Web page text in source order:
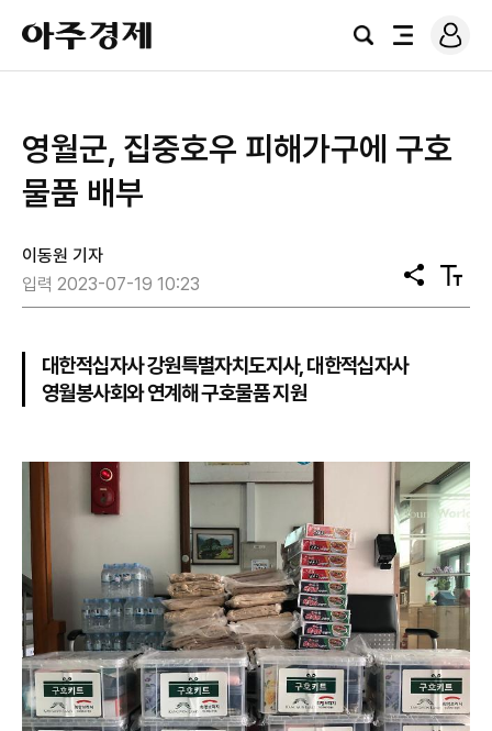
아
주
경
검
전
로
그
영월군, 집중호우 피해가구에 구호
물품 배부
이동원 기자
입력 2023-07-19 10:23
공
유
텍
스
대한적십자사 강원특별자치도지사, 대한적십자사
영월봉사회와 연계해 구호물품 지원